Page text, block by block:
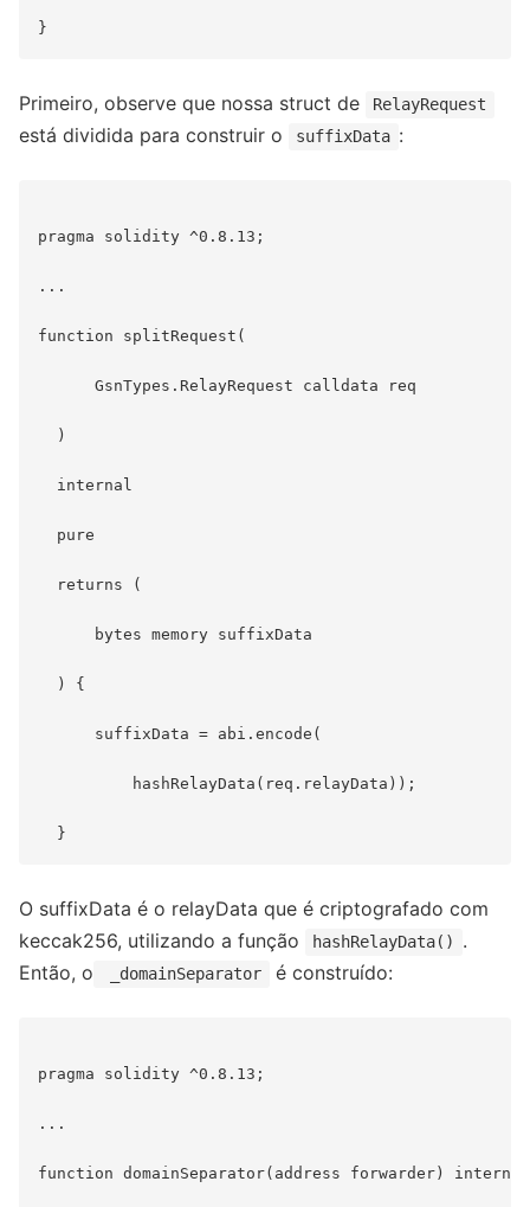
Primeiro, observe que nossa struct de RelayRequest
está dividida para construir o suffixData :
pragma solidity ^0.8.13;
...
function splitRequest(
      GsnTypes.RelayRequest calldata req
  )
  internal
  pure
  returns (
      bytes memory suffixData
  ) {
      suffixData = abi.encode(
          hashRelayData(req.relayData));
O suffixData é o relayData que é criptografado com
keccak256, utilizando a função
hashRelayData()
.
Então, o
_domainSeparator é construído:
pragma solidity ^0.8.13;
...
function domainSeparator(address forwarder)